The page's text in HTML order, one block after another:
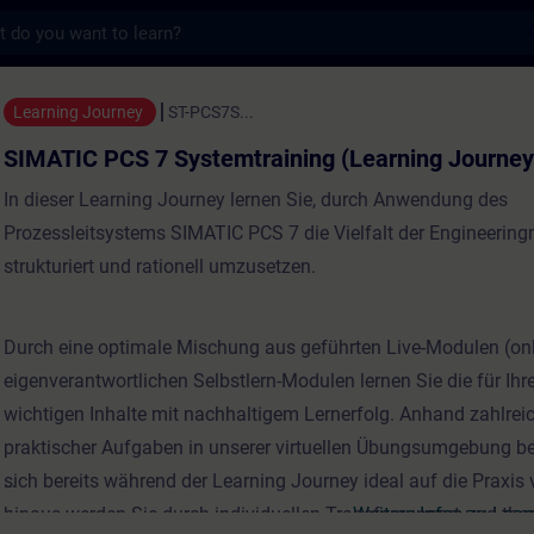
7 Systemtraining (Learning Journey) -
Learning Journey ST-PCS7S...
SIMATIC PCS 7 Systemtraining (Learning
In dieser Learning Journey lernen Sie, durch Anwendung des
Prozessleitsystems SIMATIC PCS 7 die Vielfalt der
strukturiert und rationell umzusetzen.
Durch eine optimale Mischung aus geführten Live-Modulen
eigenverantwortlichen Selbstlern-Modulen lernen Sie die für
wichtigen Inhalte mit nachhaltigem Lernerfolg. Anhand
praktischer Aufgaben in unserer virtuellen Übungsumgebung
sich bereits während der Learning Journey ideal auf die Praxis
hinaus werden Sie durch individuellen Transfersupport und
Weitere Infos zu